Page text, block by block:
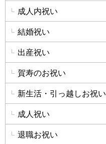
成人内祝い
結婚祝い
出産祝い
賀寿のお祝い
新生活・引っ越しお祝い
成人祝い
退職お祝い